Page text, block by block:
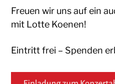
Freuen wir uns auf ein
mit Lotte Koenen!
Eintritt frei – Spenden